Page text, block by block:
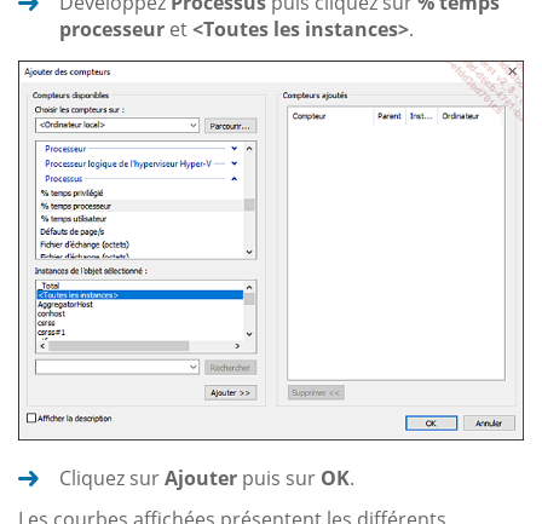
processeur et<Toutes les instances>.
Cliquez surAjouter puis sur OK.